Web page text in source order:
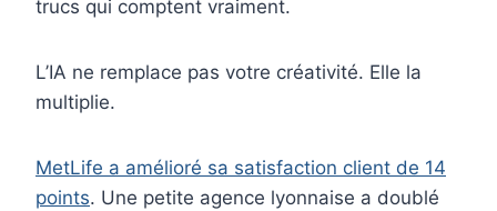
trucs qui comptent vraiment.
L’IA ne remplace pas votre créativité. Elle la
multiplie.
MetLife a amélioré sa satisfaction client de 14
points. Une petite agence lyonnaise a doublé